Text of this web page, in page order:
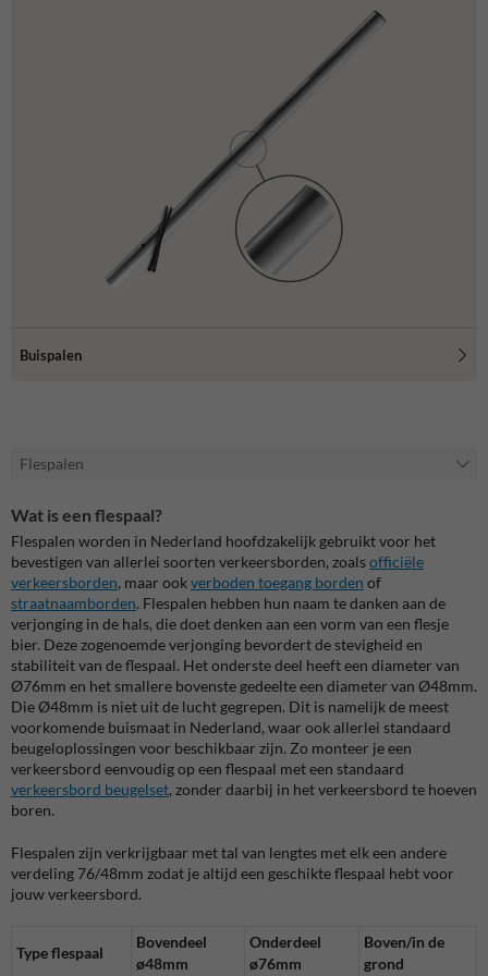
Buispalen
Flespalen
Wat is een flespaal?
Flespalen worden in Nederland hoofdzakelijk gebruikt voor het
bevestigen van allerlei soorten verkeersborden, zoalsofficiële
verkeersborden, maar ookverboden toegang borden of
straatnaamborden. Flespalen hebben hun naam te danken aan de
verjonging in de hals, die doet denken aan een vorm van een flesje
bier. Deze zogenoemde verjonging bevordert de stevigheid en
stabiliteit van de flespaal. Het onderste deel heeft een diameter van
Ø76mm en het smallere bovenste gedeelte een diameter van Ø48mm.
Die Ø48mm is niet uit de lucht gegrepen. Dit is namelijk de meest
voorkomende buismaat in Nederland, waar ook allerlei standaard
beugeloplossingen voor beschikbaar zijn. Zo monteer je een
verkeersbord eenvoudig op een flespaal met een standaard
verkeersbord beugelset, zonder daarbij in het verkeersbord te hoeven
boren.
Flespalen zijn verkrijgbaar met tal van lengtes met elk een andere
verdeling 76/48mm zodat je altijd een geschikte flespaal hebt voor
jouw verkeersbord.
Type flespaal
Bovendeel
ø48mm
Onderdeel
ø76mm
Boven/in de
grond